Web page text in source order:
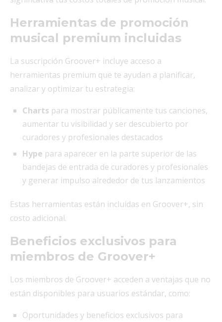
Herramientas de promoción
musical premium incluidas
La suscripción Groover+ incluye acceso a
herramientas premium que te ayudan a planificar,
analizar y optimizar tu estrategia:
Charts para mostrar públicamente tus canciones,
aumentar tu visibilidad y ser descubierto por
curadores y profesionales destacados
Hype para aparecer en la parte superior de las
bandejas de entrada de curadores y profesionales
y generar impulso alrededor de tus lanzamientos
Estas herramientas están incluidas en Groover+, sin
costo adicional.
Beneficios exclusivos para
miembros de Groover+
Los miembros de Groover+ acceden a ventajas que no
están disponibles para usuarios estándar, como:
Oportunidades y beneficios exclusivos para